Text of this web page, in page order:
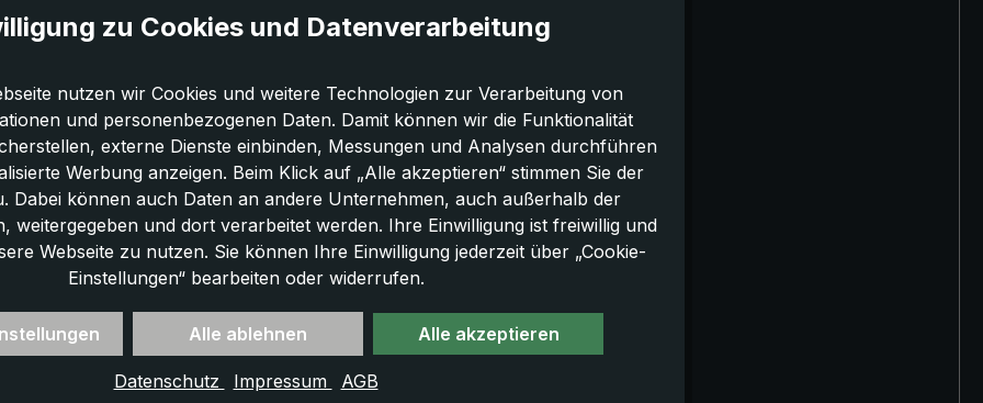
CM02-
/ weiß
Griff aus echtem
zu Cookies und Datenverarbeitung
nutzen wir Cookies und weitere Technologien zur Verarbeitung von
und personenbezogenen Daten. Damit können wir die Funktionalität
externe Dienste einbinden, Messungen und Analysen durchführen
Werbung anzeigen. Beim Klick auf „Alle akzeptieren“ stimmen Sie der
Dabei können auch Daten an andere Unternehmen, auch außerhalb der
weitergegeben und dort verarbeitet werden. Ihre Einwilligung ist freiwillig und
Webseite zu nutzen. Sie können Ihre Einwilligung jederzeit über „Cookie-
Einstellungen“ bearbeiten oder widerrufen.
Alle ablehnen Alle akzeptieren
Datenschutz Impressum AGB